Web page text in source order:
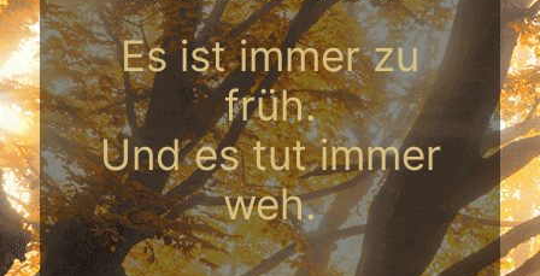
Es ist immer zu
früh.
Und es tut immer
weh.